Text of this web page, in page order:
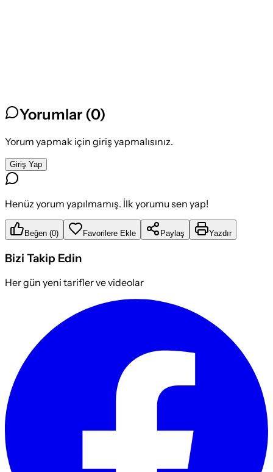
Yorumlar (0)
Yorum yapmak için giriş yapmalısınız.
Giriş Yap
Henüz yorum yapılmamış. İlk yorumu sen yap!
Beğen (0) Favorilere Ekle Paylaş Yazdır
Bizi Takip Edin
Her gün yeni tarifler ve videolar